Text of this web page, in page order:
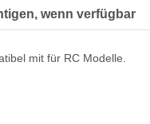
wenn verfügbar
mit für RC Modelle.